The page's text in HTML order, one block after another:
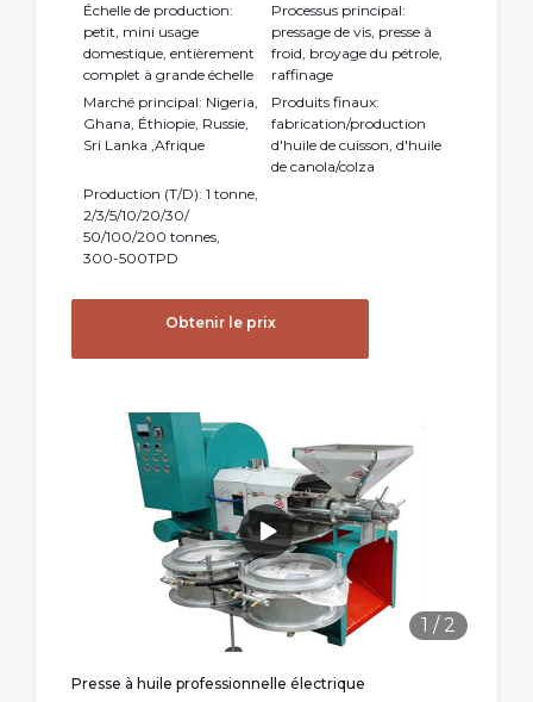
Échelle de production:
petit, mini usage
domestique, entièrement
complet à grande échelle
Processus principal:
pressage de vis, presse à
froid, broyage du pétrole,
raffinage
Marché principal: Nigeria,
Ghana, Éthiopie, Russie,
Sri Lanka ,Afrique
Produits finaux:
fabrication/production
d'huile de cuisson, d'huile
de canola/colza
Production (T/D): 1 tonne,
2/3/5/10/20/30/
50/100/200 tonnes,
300-500TPD
Obtenir le prix
1 / 2
Presse à huile professionnelle électrique